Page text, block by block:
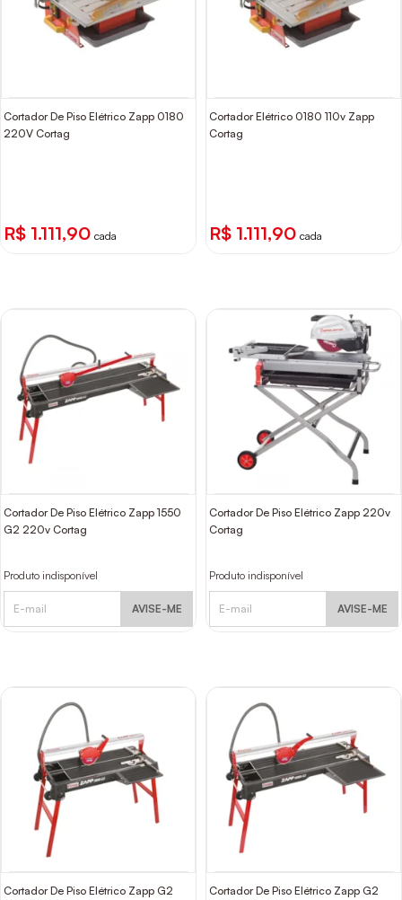
Cortador De Piso Elétrico Zapp 0180
220V Cortag
R$ 1.111,90 cada
Cortador Elétrico 0180 110v Zapp
Cortag
R$ 1.111,90 cada
Cortador De Piso Elétrico Zapp 1550
G2 220v Cortag
Produto indisponível
AVISE-ME
Cortador De Piso Elétrico Zapp 220v
Cortag
Produto indisponível
AVISE-ME
Cortador De Piso Elétrico Zapp G2
Cortador De Piso Elétrico Zapp G2